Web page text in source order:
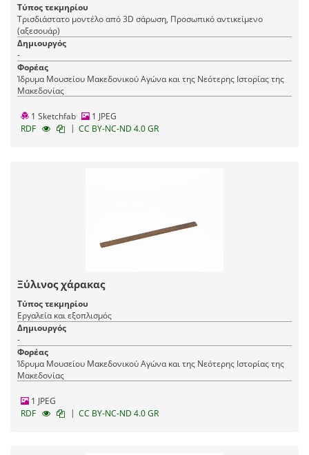
Τύπος τεκμηρίου
Τρισδιάστατο μοντέλο από 3D σάρωση, Προσωπικό αντικείμενο
(αξεσουάρ)
Δημιουργός
-
Φορέας
Ίδρυμα Μουσείου Μακεδονικού Αγώνα και της Νεότερης Ιστορίας της
Μακεδονίας
1 Sketchfab
1 JPEG
RDF
| CC BY-NC-ND 4.0 GR
Ξύλινος χάρακας
Τύπος τεκμηρίου
Εργαλεία και εξοπλισμός
Δημιουργός
-
Φορέας
Ίδρυμα Μουσείου Μακεδονικού Αγώνα και της Νεότερης Ιστορίας της
Μακεδονίας
1 JPEG
RDF
| CC BY-NC-ND 4.0 GR